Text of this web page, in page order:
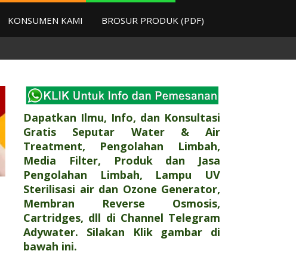
KONSUMEN KAMI BROSUR PRODUK (PDF)
Dapatkan Ilmu, Info, dan Konsultasi
Gratis Seputar Water & Air
Treatment, Pengolahan Limbah,
Media Filter, Produk dan Jasa
Pengolahan Limbah, Lampu UV
Sterilisasi air dan Ozone Generator,
Membran Reverse Osmosis,
Cartridges, dll di Channel Telegram
Adywater. Silakan Klik gambar di
bawah ini.